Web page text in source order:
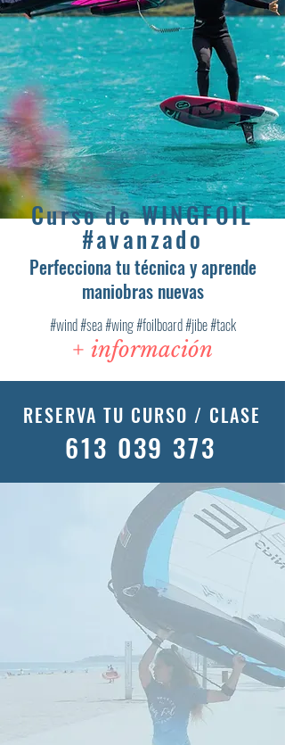
Curso de WINGFOIL
#avanzado
Perfecciona tu técnica y aprende
maniobras nuevas
#wind #sea #wing #foilboard #jibe #tack
+ información
RESERVA TU CURSO / CLASE
613 039 373